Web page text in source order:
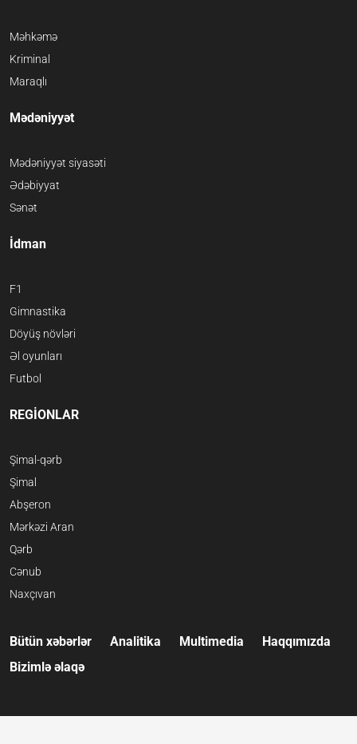
Məhkəmə
Kriminal
Maraqlı
Mədəniyyət
Mədəniyyət siyasəti
Ədəbiyyat
Sənət
İdman
F1
Gimnastika
Döyüş növləri
Əl oyunları
Futbol
REGİONLAR
Şimal-qərb
Şimal
Abşeron
Mərkəzi Aran
Qərb
Cənub
Naxçıvan
Bütün xəbərlər Analitika Multimedia
Haqqımızda
Bizimlə əlaqə